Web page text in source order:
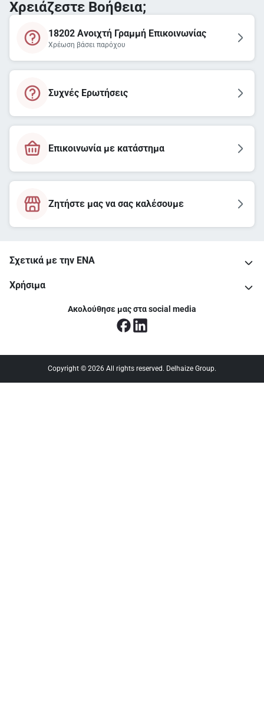
Χρειάζεστε Βοήθεια;
18202 Ανοιχτή Γραμμή Επικοινωνίας
Χρέωση βάσει παρόχου
Συχνές Ερωτήσεις
Επικοινωνία με κατάστημα
Ζητήστε μας να σας καλέσουμε
Σχετικά με την ΕΝΑ
Χρήσιμα
Ακολούθησε μας στα social media
Copyright © 2026 All rights reserved. Delhaize Group.